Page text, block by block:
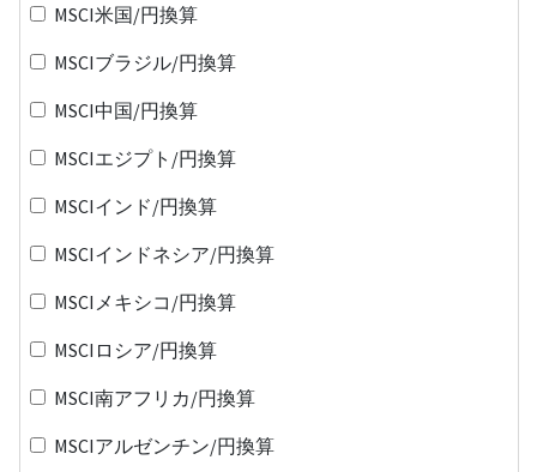
MSCI米国/円換算
MSCIブラジル/円換算
MSCI中国/円換算
MSCIエジプト/円換算
MSCIインド/円換算
MSCIインドネシア/円換算
MSCIメキシコ/円換算
MSCIロシア/円換算
MSCI南アフリカ/円換算
MSCIアルゼンチン/円換算